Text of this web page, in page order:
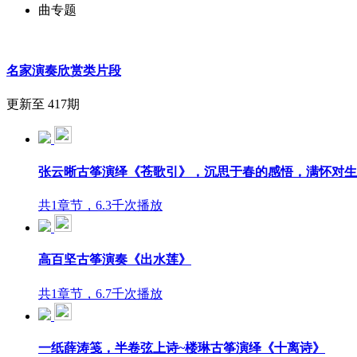
曲专题
名家演奏欣赏类片段
更新至 417期
张云晰古筝演绎《苍歌引》，沉思于春的感悟，满怀对
共1章节，6.3千次播放
高百坚古筝演奏《出水莲》
共1章节，6.7千次播放
一纸薛涛笺，半卷弦上诗~楼琳古筝演绎《十离诗》